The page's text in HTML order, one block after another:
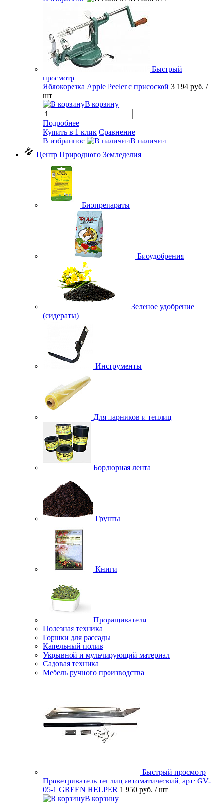
Быстрый
просмотр
Яблокорезка Apple Peeler с присоской 3 194 руб. /
шт
В корзину
Подробнее
Купить в 1 клик Сравнение
В избранное
В наличии
Центр Природного Земледелия
Биопрепараты
Биоудобрения
Зеленое удобрение
(сидераты)
Инструменты
Для парников и теплиц
Бордюрная лента
Грунты
Книги
Проращиватели
Полезная техника
Горшки для рассады
Капельный полив
Укрывной и мульчирующий материал
Садовая техника
Мебель ручного производства
Быстрый просмотр
Проветриватель теплиц автоматический, арт: GV-
05-1 GREEN HELPER 1 950 руб. / шт
В корзину